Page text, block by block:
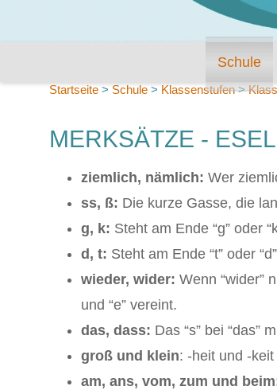
Schule
Startseite > Schule > Klassenstufen>
MERKSÄTZE -
ziemlich, nämlich: Wer
ss, ß: Die kurze Gasse, die
g, k: Steht am Ende “g” oder
d, t: Steht am Ende “t” oder
wieder, wider: Wenn “wider”
und “e” vereint.
das, dass: Das “s” bei “das”
groß und klein: -heit und -
am, ans, vom, zum und